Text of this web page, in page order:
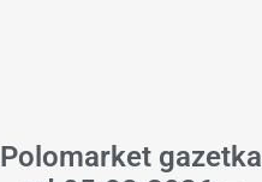
Polomarket gazetka